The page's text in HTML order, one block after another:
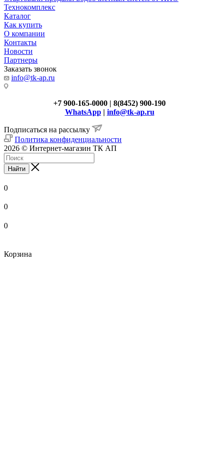
Технокомплекс
Каталог
Как купить
О компании
Контакты
Новости
Партнеры
Заказать звонок
info@tk-ap.ru
+7 900-165-0000 | 8(8452) 900-190
WhatsApp| info@tk-ap.ru
Подписаться на рассылку
Политика конфиденциальности
2026 © Интернет-магазин ТК АП
Найти
0
0
0
Корзина